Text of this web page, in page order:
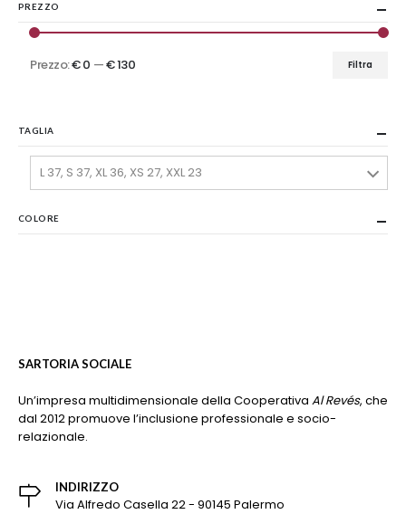
PREZZO
Filtra
Prezzo:€ 0 —€ 130
TAGLIA
L 37, S 37, XL 36, XS 27, XXL 23
COLORE
SARTORIA SOCIALE
Un’impresa multidimensionale della Cooperativa Al Revés, che
dal 2012 promuove l’inclusione professionale e socio-
relazionale.
INDIRIZZO
Via Alfredo Casella 22 - 90145 Palermo